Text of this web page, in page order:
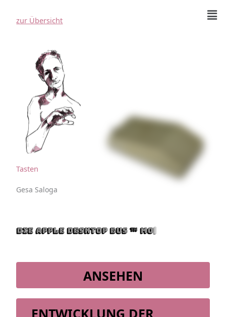
Inhaltzur Übersicht
Tasten
Gesa Saloga
Die Apple Desktop Bus ™ Mou
ANSEHEN